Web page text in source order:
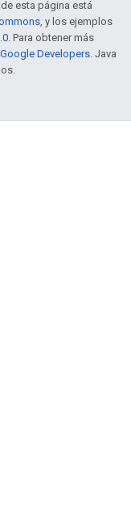
esta página está
, y los ejemplos
. Para obtener más
Developers. Java